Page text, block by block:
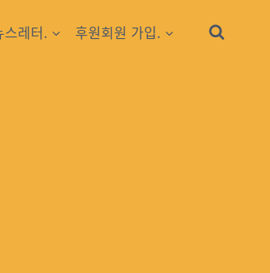
스레터. 후원회원 가입.